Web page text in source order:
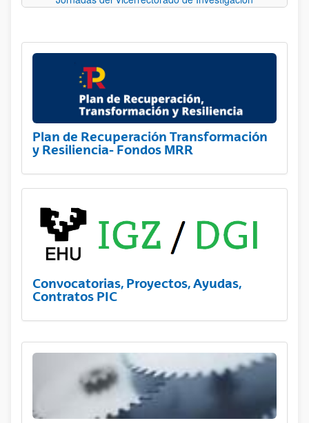
Plan de Recuperación Transformación
y Resiliencia- Fondos MRR
Convocatorias, Proyectos, Ayudas,
Contratos PIC